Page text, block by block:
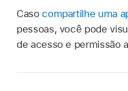
Casocompartilhe uma
pessoas, você pode
de acesso e permissão